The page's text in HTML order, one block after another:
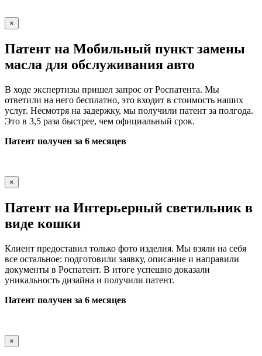
×
Патент на Мобильный пункт замены
масла для обслуживания авто
В ходе экспертизы пришел запрос от Роспатента. Мы
ответили на него бесплатно, это входит в стоимость наших
услуг. Несмотря на задержку, мы получили патент за полгода.
Это в 3,5 раза быстрее, чем официальный срок.
Патент получен за 6 месяцев
×
Патент на Интерьерный светильник в
виде кошки
Клиент предоставил только фото изделия. Мы взяли на себя
все остальное: подготовили заявку, описание и направили
документы в Роспатент. В итоге успешно доказали
уникальность дизайна и получили патент.
Патент получен за 6 месяцев
×